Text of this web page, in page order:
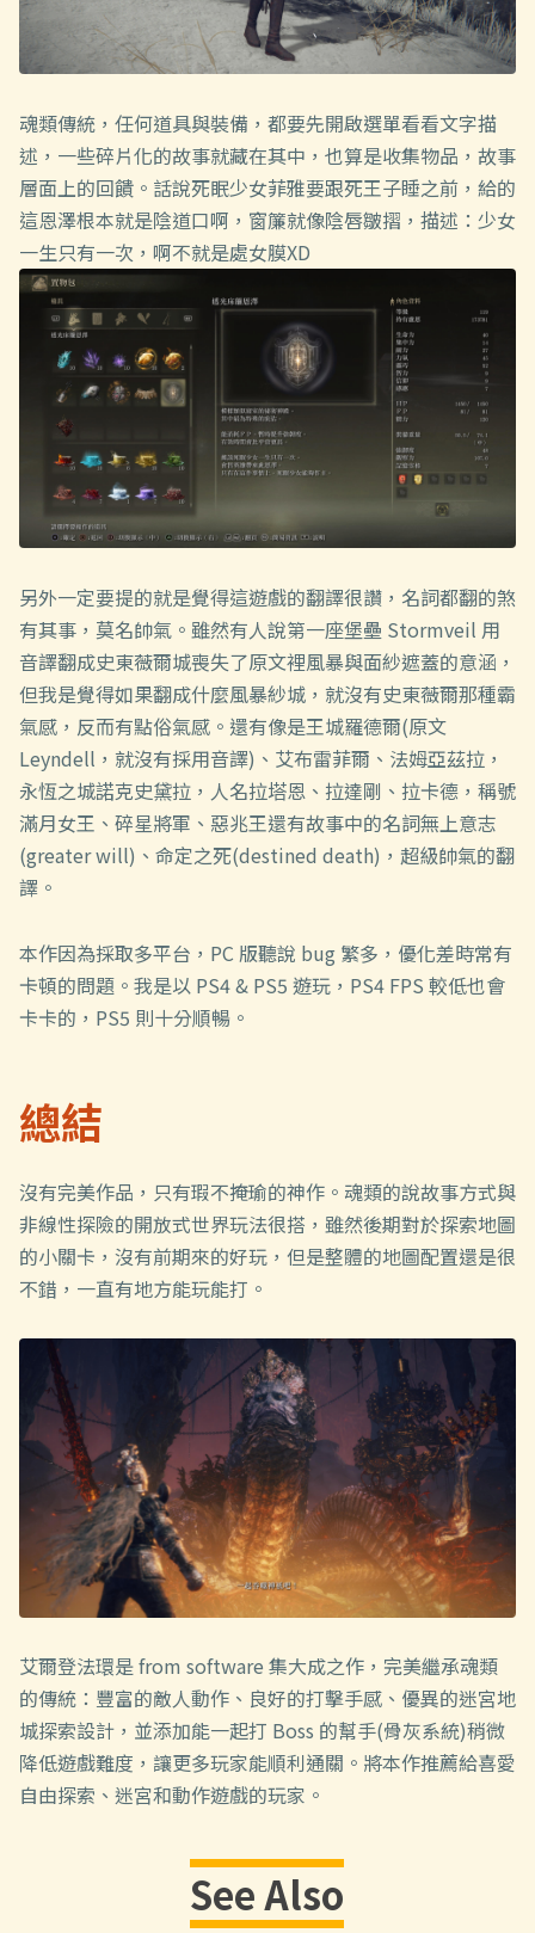
魂類傳統，任何道具與裝備，都要先開啟選單看看文字描
述，一些碎片化的故事就藏在其中，也算是收集物品，故事
層面上的回饋。話說死眠少女菲雅要跟死王子睡之前，給的
這恩澤根本就是陰道口啊，窗簾就像陰唇皺摺，描述：少女
一生只有一次，啊不就是處女膜XD
另外一定要提的就是覺得這遊戲的翻譯很讚，名詞都翻的煞
有其事，莫名帥氣。雖然有人說第一座堡壘 Stormveil 用
音譯翻成史東薇爾城喪失了原文裡風暴與面紗遮蓋的意涵，
但我是覺得如果翻成什麼風暴紗城，就沒有史東薇爾那種霸
氣感，反而有點俗氣感。還有像是王城羅德爾(原文
Leyndell，就沒有採用音譯)、艾布雷菲爾、法姆亞茲拉，
永恆之城諾克史黛拉，人名拉塔恩、拉達剛、拉卡德，稱號
滿月女王、碎星將軍、惡兆王還有故事中的名詞無上意志
(greater will)、命定之死(destined death)，超級帥氣的翻
譯。
本作因為採取多平台，PC 版聽說 bug 繁多，優化差時常有
卡頓的問題。我是以 PS4 & PS5 遊玩，PS4 FPS 較低也會
卡卡的，PS5 則十分順暢。
總結
沒有完美作品，只有瑕不掩瑜的神作。魂類的說故事方式與
非線性探險的開放式世界玩法很搭，雖然後期對於探索地圖
的小關卡，沒有前期來的好玩，但是整體的地圖配置還是很
不錯，一直有地方能玩能打。
艾爾登法環是 from software 集大成之作，完美繼承魂類
的傳統：豐富的敵人動作、良好的打擊手感、優異的迷宮地
城探索設計，並添加能一起打 Boss 的幫手(骨灰系統)稍微
降低遊戲難度，讓更多玩家能順利通關。將本作推薦給喜愛
自由探索、迷宮和動作遊戲的玩家。
See Also